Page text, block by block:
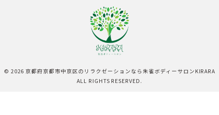
© 2026 京都府京都市中京区のリラクゼーションなら朱雀ボディーサロンKIRARA
ALL RIGHTS RESERVED.